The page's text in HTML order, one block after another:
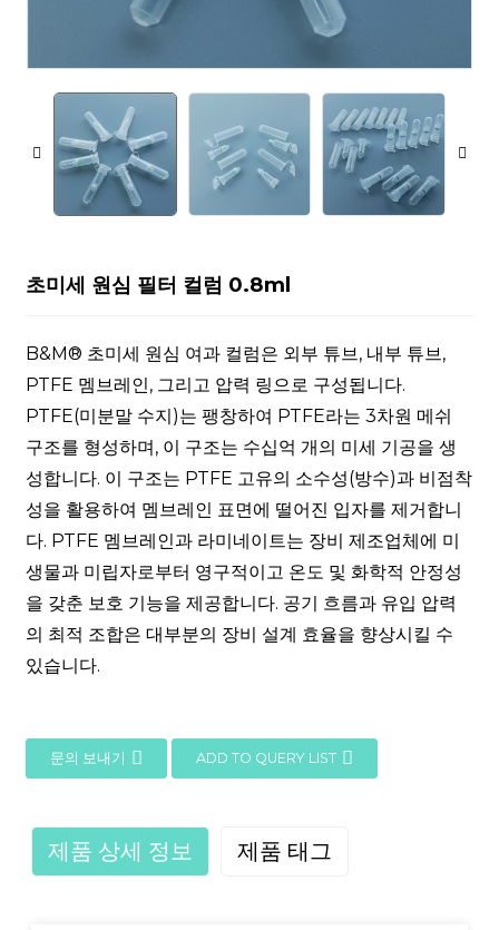
초미세 원심 필터 컬럼 0.8ml
B&M® 초미세 원심 여과 컬럼은 외부 튜브, 내부 튜브,
PTFE 멤브레인, 그리고 압력 링으로 구성됩니다.
PTFE(미분말 수지)는 팽창하여 PTFE라는 3차원 메쉬
구조를 형성하며, 이 구조는 수십억 개의 미세 기공을 생
성합니다. 이 구조는 PTFE 고유의 소수성(방수)과 비점착
성을 활용하여 멤브레인 표면에 떨어진 입자를 제거합니
다. PTFE 멤브레인과 라미네이트는 장비 제조업체에 미
생물과 미립자로부터 영구적이고 온도 및 화학적 안정성
을 갖춘 보호 기능을 제공합니다. 공기 흐름과 유입 압력
의 최적 조합은 대부분의 장비 설계 효율을 향상시킬 수
있습니다.
문의 보내기 ADD TO QUERY LIST
제품 상세 정보 제품 태그